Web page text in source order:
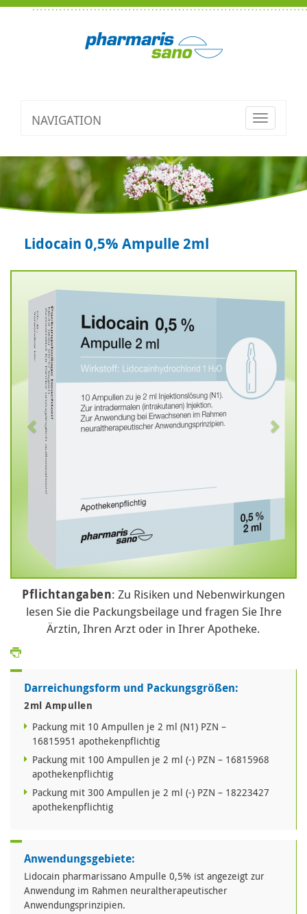
NAVIGATION
Toggle
Lidocain 0,5% Ampulle 2ml
Pflichtangaben: Zu Risiken und Nebenwirkungen
lesen Sie die Packungsbeilage und fragen Sie Ihre
Ärztin, Ihren Arzt oder in Ihrer Apotheke.
Darreichungsform und Packungsgrößen:
2ml Ampullen
Packung mit 10 Ampullen je 2 ml (N1) PZN –
16815951 apothekenpflichtig
Packung mit 100 Ampullen je 2 ml (-) PZN – 16815968
apothekenpflichtig
Packung mit 300 Ampullen je 2 ml (-) PZN – 18223427
apothekenpflichtig
Anwendungsgebiete:
Lidocain pharmarissano Ampulle 0,5% ist angezeigt zur
Anwendung im Rahmen neuraltherapeutischer
Anwendungsprinzipien.